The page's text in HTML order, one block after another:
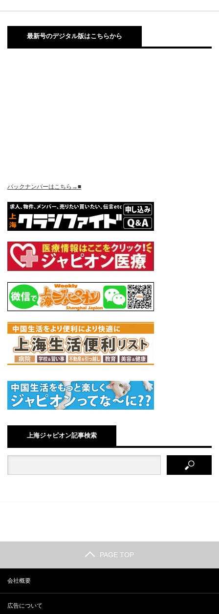
最新号のデジタル版はこちらから
バックナンバーはこちら→■
上海ジャピオン記事検索
PAGE TOP
会社概要
広告について